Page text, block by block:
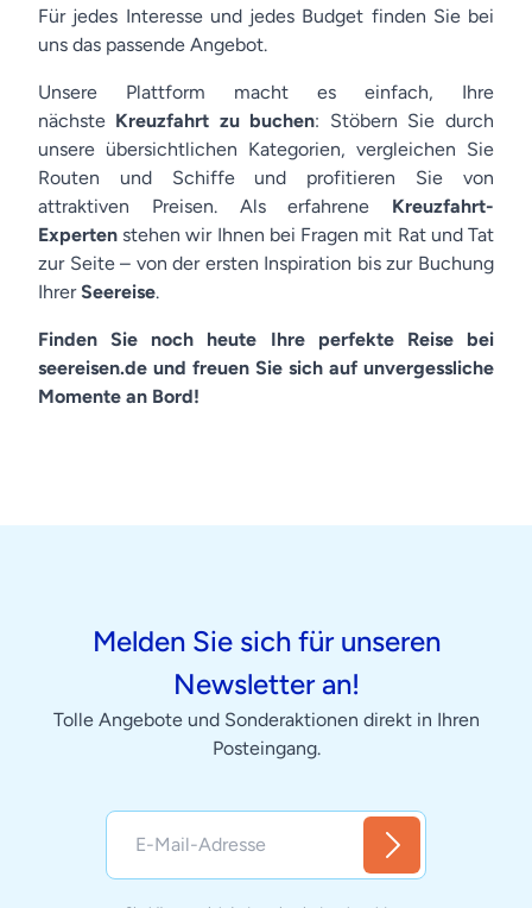
Für jedes Interesse und jedes Budget finden Sie bei
uns das passende Angebot.
Unsere Plattform macht es einfach, Ihre
nächste Kreuzfahrt zu buchen: Stöbern Sie durch
unsere übersichtlichen Kategorien, vergleichen Sie
Routen und Schiffe und profitieren Sie von
attraktiven Preisen. Als erfahrene Kreuzfahrt-
Experten stehen wir Ihnen bei Fragen mit Rat und Tat
zur Seite – von der ersten Inspiration bis zur Buchung
IhrerSeereise.
Finden Sie noch heute Ihre perfekte Reise bei
seereisen.de und freuen Sie sich auf unvergessliche
Momente an Bord!
Melden Sie sich für unseren
Newsletter an!
Tolle Angebote und Sonderaktionen direkt in Ihren
Posteingang.